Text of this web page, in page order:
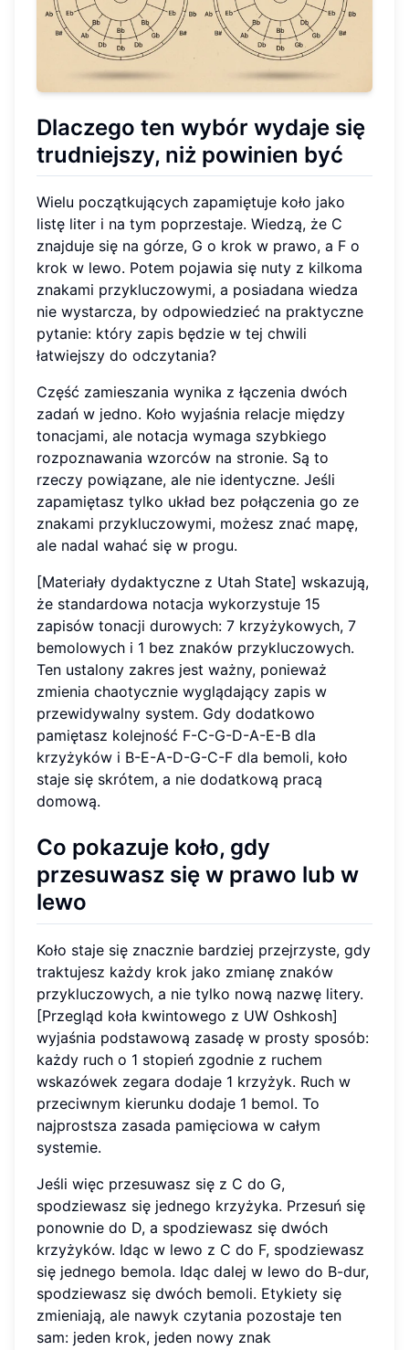
Dlaczego ten wybór wydaje się
trudniejszy, niż powinien być
Wielu początkujących zapamiętuje koło jako
listę liter i na tym poprzestaje. Wiedzą, że C
znajduje się na górze, G o krok w prawo, a F o
krok w lewo. Potem pojawia się nuty z kilkoma
znakami przykluczowymi, a posiadana wiedza
nie wystarcza, by odpowiedzieć na praktyczne
pytanie: który zapis będzie w tej chwili
łatwiejszy do odczytania?
Część zamieszania wynika z łączenia dwóch
zadań w jedno. Koło wyjaśnia relacje między
tonacjami, ale notacja wymaga szybkiego
rozpoznawania wzorców na stronie. Są to
rzeczy powiązane, ale nie identyczne. Jeśli
zapamiętasz tylko układ bez połączenia go ze
znakami przykluczowymi, możesz znać mapę,
ale nadal wahać się w progu.
[Materiały dydaktyczne z Utah State] wskazują,
że standardowa notacja wykorzystuje 15
zapisów tonacji durowych: 7 krzyżykowych, 7
bemolowych i 1 bez znaków przykluczowych.
Ten ustalony zakres jest ważny, ponieważ
zmienia chaotycznie wyglądający zapis w
przewidywalny system. Gdy dodatkowo
pamiętasz kolejność F-C-G-D-A-E-B dla
krzyżyków i B-E-A-D-G-C-F dla bemoli, koło
staje się skrótem, a nie dodatkową pracą
domową.
Co pokazuje koło, gdy
przesuwasz się w prawo lub w
lewo
Koło staje się znacznie bardziej przejrzyste, gdy
traktujesz każdy krok jako zmianę znaków
przykluczowych, a nie tylko nową nazwę litery.
[Przegląd koła kwintowego z UW Oshkosh]
wyjaśnia podstawową zasadę w prosty sposób:
każdy ruch o 1 stopień zgodnie z ruchem
wskazówek zegara dodaje 1 krzyżyk. Ruch w
przeciwnym kierunku dodaje 1 bemol. To
najprostsza zasada pamięciowa w całym
systemie.
Jeśli więc przesuwasz się z C do G,
spodziewasz się jednego krzyżyka. Przesuń się
ponownie do D, a spodziewasz się dwóch
krzyżyków. Idąc w lewo z C do F, spodziewasz
się jednego bemola. Idąc dalej w lewo do B-dur,
spodziewasz się dwóch bemoli. Etykiety się
zmieniają, ale nawyk czytania pozostaje ten
sam: jeden krok, jeden nowy znak